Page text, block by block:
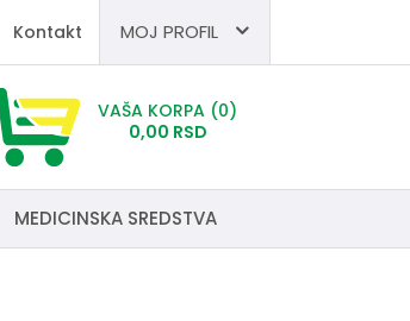
Kontakt MOJ PROFIL
VAŠA KORPA (0)
0,00 RSD
MEDICINSKA SREDSTVA